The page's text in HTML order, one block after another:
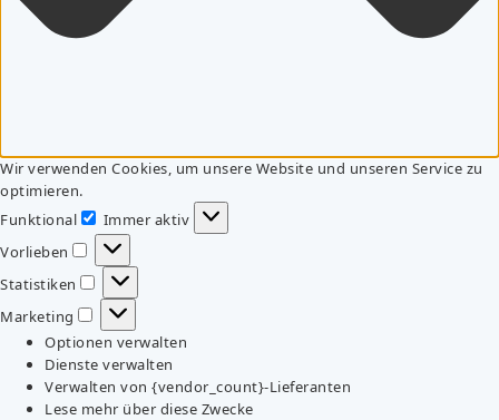
Wir verwenden Cookies, um unsere Website und unseren Service zu
optimieren.
Funktional
Funktional
Immer aktiv
Vorlieben
Vorlieben
Statistiken
Statistiken
Marketing
Marketing
Optionen verwalten
Dienste verwalten
Verwalten von {vendor_count}-Lieferanten
Lese mehr über diese Zwecke